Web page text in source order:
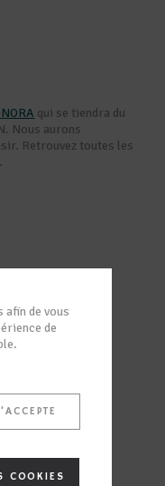
de vous
de
COOKIES
qui se tiendra du
Nous aurons
Retrouvez toutes les
.